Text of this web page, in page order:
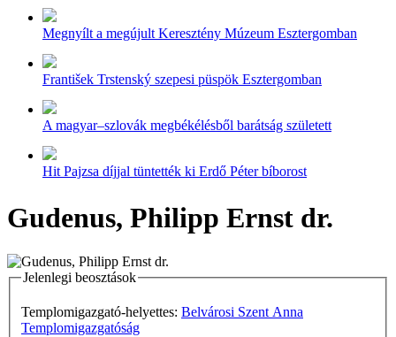
Megnyílt a megújult Keresztény Múzeum Esztergomban
František Trstenský szepesi püspök Esztergomban
A magyar–szlovák megbékélésből barátság született
Hit Pajzsa díjjal tüntették ki Erdő Péter bíborost
Gudenus, Philipp Ernst dr.
Jelenlegi beosztások
Templomigazgató-helyettes: Belvárosi Szent Anna
Templomigazgatóság